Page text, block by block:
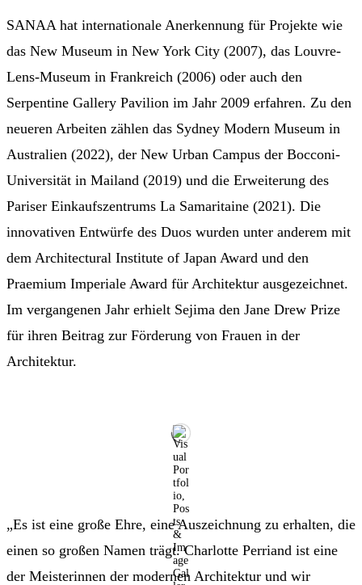
SANAA hat internationale Anerkennung für Projekte wie
das New Museum in New York City (2007), das Louvre-
Lens-Museum in Frankreich (2006) oder auch den
Serpentine Gallery Pavilion im Jahr 2009 erfahren. Zu den
neueren Arbeiten zählen das Sydney Modern Museum in
Australien (2022), der New Urban Campus der Bocconi-
Universität in Mailand (2019) und die Erweiterung des
Pariser Einkaufszentrums La Samaritaine (2021). Die
innovativen Entwürfe des Duos wurden unter anderem mit
dem Architectural Institute of Japan Award und den
Praemium Imperiale Award für Architektur ausgezeichnet.
Im vergangenen Jahr erhielt Sejima den Jane Drew Prize
für ihren Beitrag zur Förderung von Frauen in der
Architektur.
„Es ist eine große Ehre, eine Auszeichnung zu erhalten, die
einen so großen Namen trägt. Charlotte Perriand ist eine
der Meisterinnen der modernen Architektur und wir